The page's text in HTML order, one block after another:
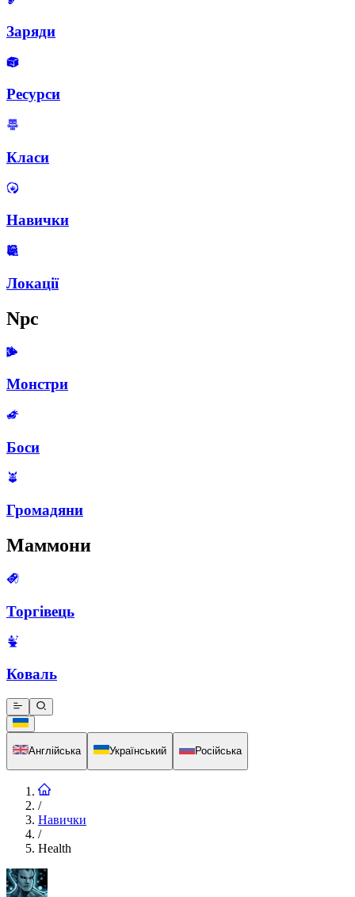
Заряди
Ресурси
Класи
Навички
Локації
Npc
Монстри
Боси
Громадяни
Маммони
Торгівець
Коваль
Англійська Український Російська
/
Навички
/
Health